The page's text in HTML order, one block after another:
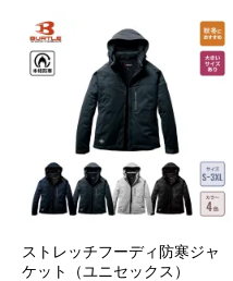
ストレッチフーディ防寒ジャ
ケット（ユニセックス）